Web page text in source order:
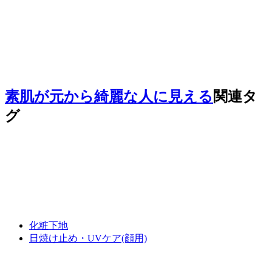
素肌が元から綺麗な人に見える 関連タ
グ
化粧下地
日焼け止め・UVケア(顔用)